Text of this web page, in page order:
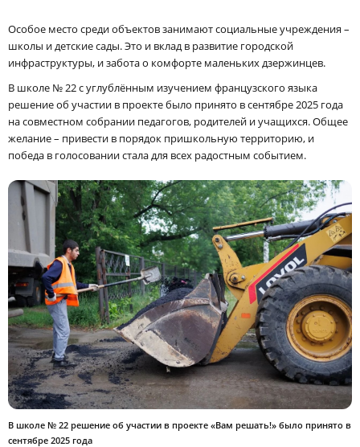
Особое место среди объектов занимают социальные учреждения –
школы и детские сады. Это и вклад в развитие городской
инфраструктуры, и забота о комфорте маленьких дзержинцев.
В школе № 22 с углублённым изучением французского языка
решение об участии в проекте было принято в сентябре 2025 года
на совместном собрании педагогов, родителей и учащихся. Общее
желание – привести в порядок пришкольную территорию, и
победа в голосовании стала для всех радостным событием.
В школе № 22 решение об участии в проекте «Вам решать!» было принято в
сентябре 2025 года